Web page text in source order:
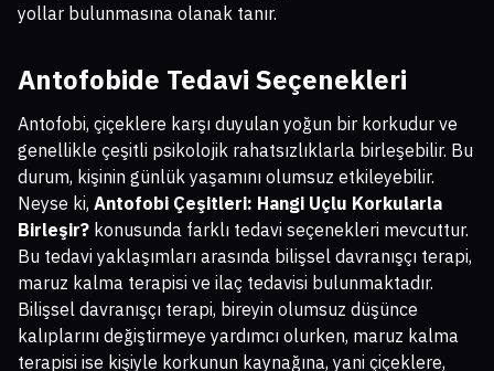
yollar bulunmasına olanak tanır.
Antofobide Tedavi Seçenekleri
Antofobi, çiçeklere karşı duyulan yoğun bir korkudur ve
genellikle çeşitli psikolojik rahatsızlıklarla birleşebilir. Bu
durum, kişinin günlük yaşamını olumsuz etkileyebilir.
Neyse ki, Antofobi Çeşitleri: Hangi Uçlu Korkularla
Birleşir? konusunda farklı tedavi seçenekleri mevcuttur.
Bu tedavi yaklaşımları arasında bilişsel davranışçı terapi,
maruz kalma terapisi ve ilaç tedavisi bulunmaktadır.
Bilişsel davranışçı terapi, bireyin olumsuz düşünce
kalıplarını değiştirmeye yardımcı olurken, maruz kalma
terapisi ise kişiyle korkunun kaynağına, yani çiçeklere,